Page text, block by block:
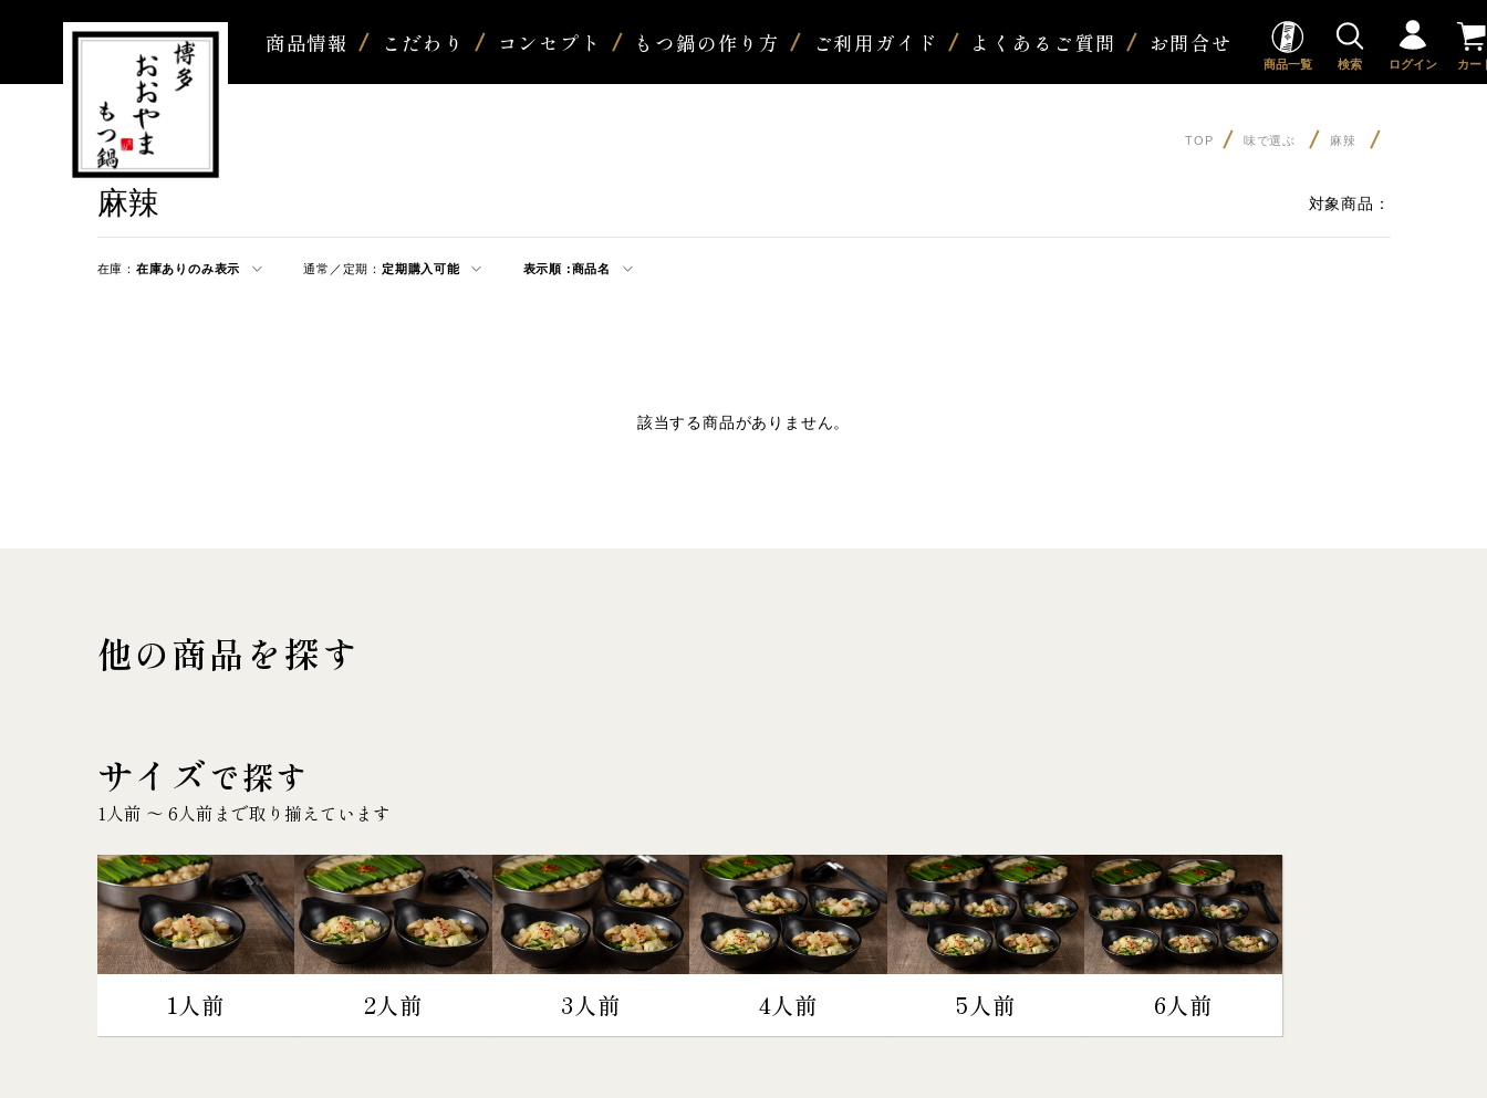
商品情報 こだわり コンセプト もつ鍋の作り方 ご利用ガイド よくあるご質問 お問合せ
商品一覧 検索 ログイン カー
TOP 味で選ぶ 麻辣
麻辣 対象商品：
在庫： 在庫ありのみ表示 通常／定期： 定期購入可能 表示順 :商品名
該当する商品がありません。
他の商品を探す
サイズで探す
1人前 〜 6人前まで取り揃えています
1人前 2人前 3人前 4人前 5人前 6人前